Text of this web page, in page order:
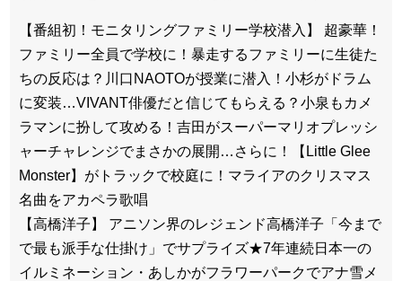
【番組初！モニタリングファミリー学校潜入】 超豪華！
ファミリー全員で学校に！暴走するファミリーに生徒た
ちの反応は？川口NAOTOが授業に潜入！小杉がドラム
に変装…VIVANT俳優だと信じてもらえる？小泉もカメ
ラマンに扮して攻める！吉田がスーパーマリオプレッシ
ャーチャレンジでまさかの展開…さらに！【Little Glee
Monster】がトラックで校庭に！マライアのクリスマス
名曲をアカペラ歌唱
【高橋洋子】 アニソン界のレジェンド高橋洋子「今まで
で最も派手な仕掛け」でサプライズ★7年連続日本一の
イルミネーション・あしかがフラワーパークでアナ雪メ